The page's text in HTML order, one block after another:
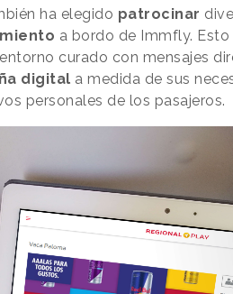
ha elegido patrocinar
a bordo de Immfly.
curado con mensajes
digital a medida de sus
personales de los pasajeros.